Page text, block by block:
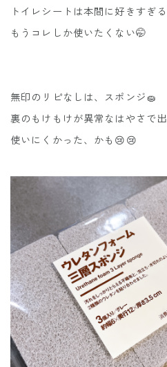
トイレシートは本間に好きすぎ
もうコレしか使いたくない🤭
無印のリピなしは、スポンジ🧽
裏のもけもけが異常なはやさで
使いにくかった、かも😢😢